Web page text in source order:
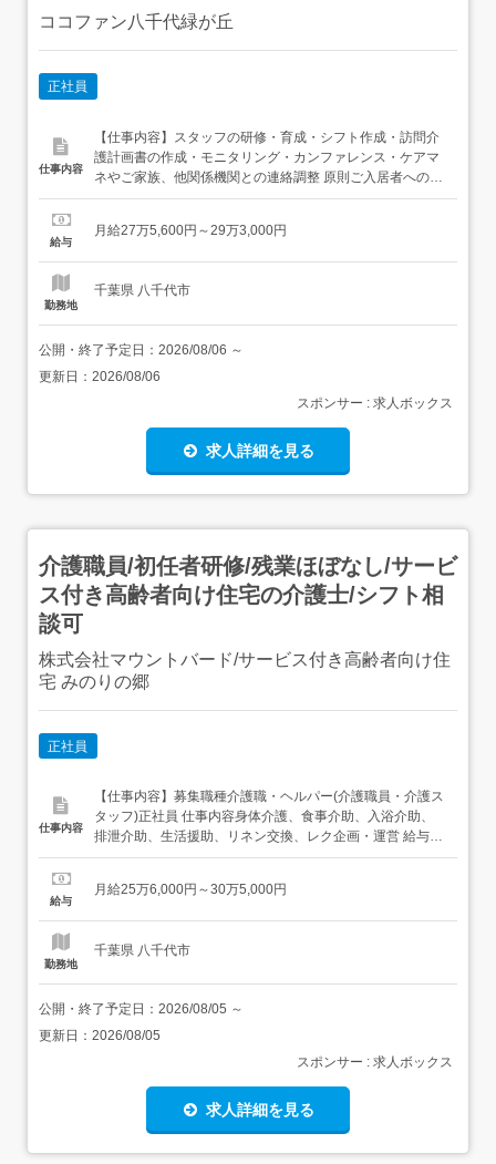
ココファン八千代緑が丘
正社員
仕事内容
【仕事内容】スタッフの研修・育成・シフト作成・訪問介
護計画書の作成・モニタリング・カンファレンス・ケアマ
ネやご家族、他関係機関との連絡調整 原則ご入居者へのケ
アの提供が主となります 従事すべき業務の変更の範囲:変更
り 【経験・資格】<応募要件>介護職員実務者研修(旧ヘル
給与
月給27万5,600円～29万3,000円
勤務地
千葉県 八千代市
公開・終了予定日： 2026/08/06 ～
更新日： 2026/08/06
スポンサー : 求人ボックス
求人詳細を見る
介護職員/初任者研修/残業ほぼなし/サービ
ス付き高齢者向け住宅の介護士/シフト相
談可
株式会社マウントバード/サービス付き高齢者向け住
宅 みのりの郷
正社員
仕事内容
【仕事内容】募集職種介護職・ヘルパー(介護職員・介護ス
タッフ)正社員 仕事内容身体介護、食事介助、入浴介助、
排泄介助、生活援助、リネン交換、レク企画・運営 給与・
手当<給与>月給256,000〜305,000円<基本給>220,000円<
処遇改善手当:40,000円(基本給に含む)夜勤手当:35,0...
給与
月給25万6,000円～30万5,000円
勤務地
千葉県 八千代市
公開・終了予定日： 2026/08/05 ～
更新日： 2026/08/05
スポンサー : 求人ボックス
求人詳細を見る